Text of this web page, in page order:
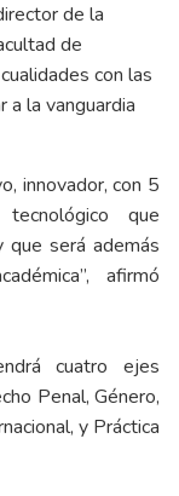
de la
de
con las
a la vanguardia
innovador, con 5
que
que será además
afirmó
cuatro ejes
Penal, Género,
y Práctica